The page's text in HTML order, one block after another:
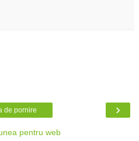
›
de pornire
pentru web